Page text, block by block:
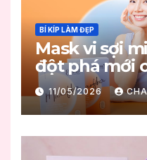
BÍ KÍP LÀM ĐẸP
Mask vi sợi
đột phá mới
mọng
11/05/2026